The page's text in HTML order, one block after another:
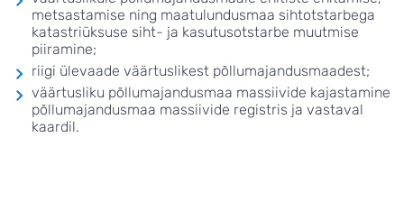
metsastamise ning maatulundusmaa sihtotstarbega
katastriüksuse siht- ja kasutusotstarbe muutmise
piiramine;
riigi ülevaade väärtuslikest põllumajandusmaadest;
väärtusliku põllumajandusmaa massiivide kajastamine
põllumajandusmaa massiivide registris ja vastaval
kaardil.